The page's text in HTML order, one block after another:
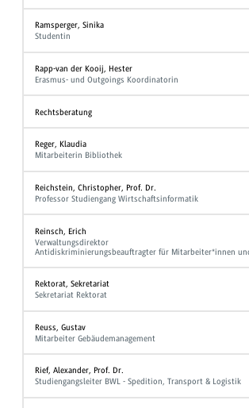
Ramsperger, Sinika
Studentin
Rapp-van der Kooij, Hester
Erasmus- und Outgoings Koordinatorin
Rechtsberatung
Reger, Klaudia
Mitarbeiterin Bibliothek
Reichstein, Christopher, Prof. Dr.
Professor Studiengang Wirtschaftsinformatik
Reinsch, Erich
Verwaltungsdirektor
Antidiskriminierungsbeauftragter für Mitarbeiter*innen
Rektorat, Sekretariat
Sekretariat Rektorat
Reuss, Gustav
Mitarbeiter Gebäudemanagement
Rief, Alexander, Prof. Dr.
Studiengangsleiter BWL - Spedition, Transport & Logistik